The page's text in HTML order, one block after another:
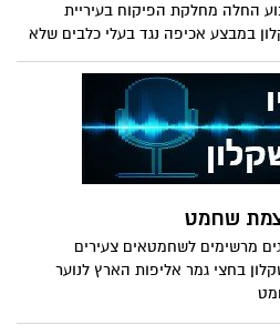
החלה מחלקת הפיקוח בעיריית
במבצע אכיפה נגד בעלי כלבים שלא
את צרכי כלביהם כנדרש בחוק
שחמט
מרשימים לשחמטאים צעירים
בחצי גמר אליפות הארץ לנוער